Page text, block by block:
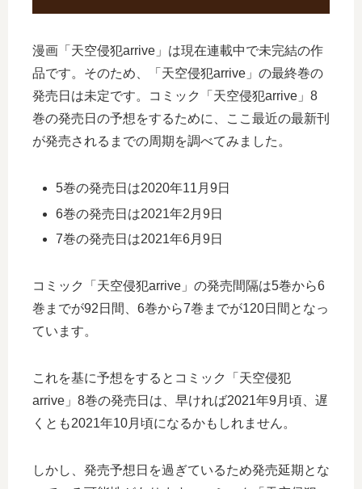
漫画「天空侵犯arrive」は現在連載中で未完結の作
品です。そのため、「天空侵犯arrive」の最終巻の
発売日は未定です。コミック「天空侵犯arrive」8
巻の発売日の予想をするために、ここ最近の最新刊
が発売されるまでの周期を調べてみました。
5巻の発売日は2020年11月9日
6巻の発売日は2021年2月9日
7巻の発売日は2021年6月9日
コミック「天空侵犯arrive」の発売間隔は5巻から6
巻までが92日間、6巻から7巻までが120日間となっ
ています。
これを基に予想をするとコミック「天空侵犯
arrive」8巻の発売日は、早ければ2021年9月頃、遅
くとも2021年10月頃になるかもしれません。
しかし、発売予想日を過ぎているため発売延期とな